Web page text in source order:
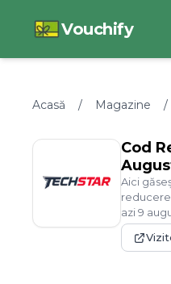
Vouchify
Acasă / Magazine /
Cod
Aici
azi9